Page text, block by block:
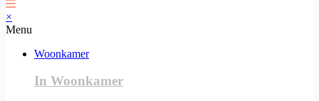
×
Menu
Woonkamer
In Woonkamer